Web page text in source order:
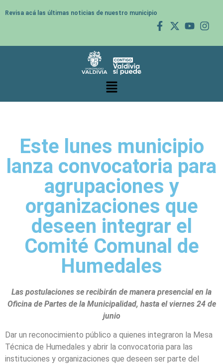
Revisa acá las últimas noticias de nuestro municipio
Este lunes municipio
lanza convocatoria para
agrupaciones y
organizaciones que
deseen integrar el
Comité Comunal de
Humedales
Las postulaciones se recibirán de manera presencial en la
Oficina de Partes de la Municipalidad, hasta el viernes 24 de
junio
Dar un reconocimiento público a quienes integraron la Mesa
Técnica de Humedales y abrir la convocatoria para las
instituciones y organizaciones que deseen ser parte del